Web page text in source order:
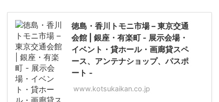
徳島・香川トモニ市場 – 東京交通
会館 | 銀座・有楽町 - 展示会場・
イベント・貸ホール・画廊貸スペ
ース、アンテナショップ、パスポ
ート -
www.kotsukaikan.co.jp